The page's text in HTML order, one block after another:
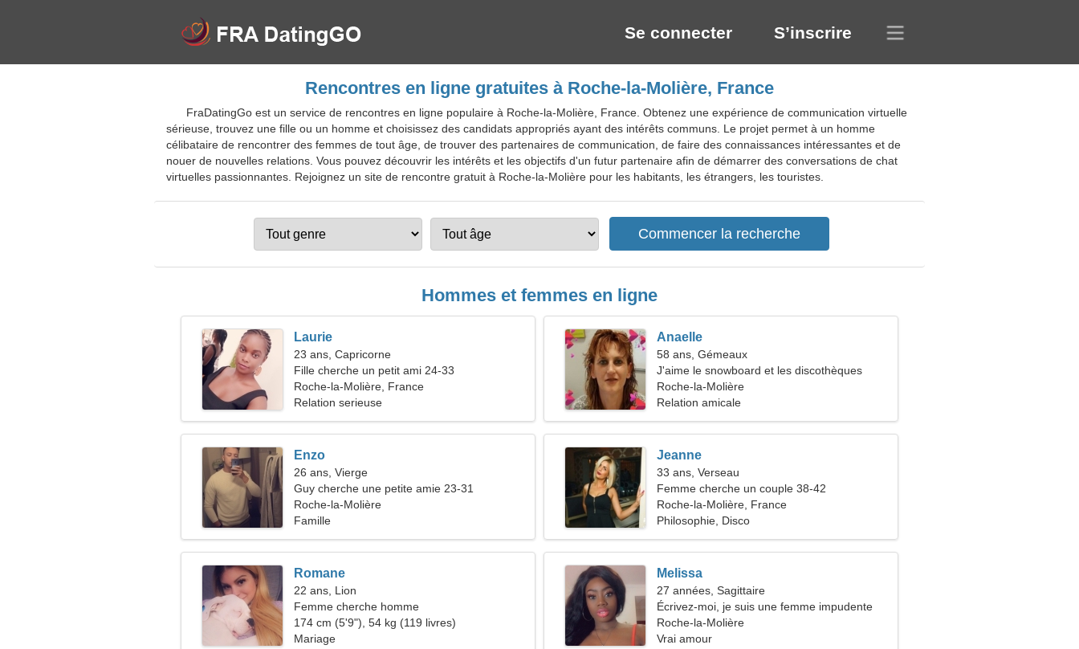
Se connecter S’inscrire
Rencontres en ligne gratuites à Roche-la-Molière, France
FraDatingGo est un service de rencontres en ligne populaire à Roche-la-Molière, France. Obtenez une expérience de communication virtuelle
sérieuse, trouvez une fille ou un homme et choisissez des candidats appropriés ayant des intérêts communs. Le projet permet à un homme
célibataire de rencontrer des femmes de tout âge, de trouver des partenaires de communication, de faire des connaissances intéressantes et de
nouer de nouvelles relations. Vous pouvez découvrir les intérêts et les objectifs d'un futur partenaire afin de démarrer des conversations de chat
virtuelles passionnantes. Rejoignez un site de rencontre gratuit à Roche-la-Molière pour les habitants, les étrangers, les touristes.
Hommes et femmes en ligne
Laurie
23 ans, Capricorne
Fille cherche un petit ami 24-33
Roche-la-Molière, France
Relation serieuse
Anaelle
58 ans, Gémeaux
J'aime le snowboard et les discothèques
Roche-la-Molière
Relation amicale
Enzo
26 ans, Vierge
Guy cherche une petite amie 23-31
Roche-la-Molière
Famille
Jeanne
33 ans, Verseau
Femme cherche un couple 38-42
Roche-la-Molière, France
Philosophie, Disco
Romane
22 ans, Lion
Femme cherche homme
174 cm (5'9"), 54 kg (119 livres)
Mariage
Melissa
27 années, Sagittaire
Écrivez-moi, je suis une femme impudente
Roche-la-Molière
Vrai amour